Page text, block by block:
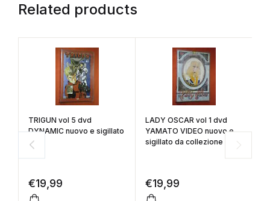
Related products
TRIGUN vol 5 dvd
DYNAMIC nuovo e sigillato
€19,99
LADY OSCAR vol 1 dvd
YAMATO VIDEO nuovo e
sigillato da collezione
€19,99